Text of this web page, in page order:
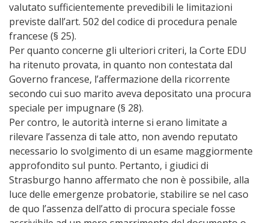
valutato sufficientemente prevedibili le limitazioni
previste dall’art. 502 del codice di procedura penale
francese (§ 25).
Per quanto concerne gli ulteriori criteri, la Corte EDU
ha ritenuto provata, in quanto non contestata dal
Governo francese, l’affermazione della ricorrente
secondo cui suo marito aveva depositato una procura
speciale per impugnare (§ 28).
Per contro, le autorità interne si erano limitate a
rilevare l’assenza di tale atto, non avendo reputato
necessario lo svolgimento di un esame maggiormente
approfondito sul punto. Pertanto, i giudici di
Strasburgo hanno affermato che non è possibile, alla
luce delle emergenze probatorie, stabilire se nel caso
de quo l’assenza dell’atto di procura speciale fosse